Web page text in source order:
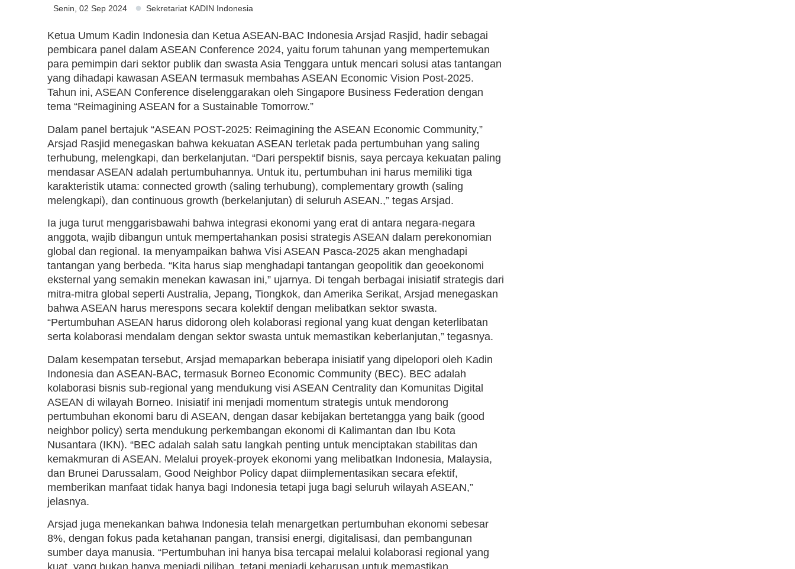
Senin, 02 Sep 2024 Sekretariat KADIN Indonesia
Ketua Umum Kadin Indonesia dan Ketua ASEAN-BAC Indonesia Arsjad Rasjid, hadir sebagai
pembicara panel dalam ASEAN Conference 2024, yaitu forum tahunan yang mempertemukan
para pemimpin dari sektor publik dan swasta Asia Tenggara untuk mencari solusi atas tantangan
yang dihadapi kawasan ASEAN termasuk membahas ASEAN Economic Vision Post-2025.
Tahun ini, ASEAN Conference diselenggarakan oleh Singapore Business Federation dengan
tema “Reimagining ASEAN for a Sustainable Tomorrow.”
Dalam panel bertajuk “ASEAN POST-2025: Reimagining the ASEAN Economic Community,”
Arsjad Rasjid menegaskan bahwa kekuatan ASEAN terletak pada pertumbuhan yang saling
terhubung, melengkapi, dan berkelanjutan. “Dari perspektif bisnis, saya percaya kekuatan paling
mendasar ASEAN adalah pertumbuhannya. Untuk itu, pertumbuhan ini harus memiliki tiga
karakteristik utama: connected growth (saling terhubung), complementary growth (saling
melengkapi), dan continuous growth (berkelanjutan) di seluruh ASEAN.,” tegas Arsjad.
Ia juga turut menggarisbawahi bahwa integrasi ekonomi yang erat di antara negara-negara
anggota, wajib dibangun untuk mempertahankan posisi strategis ASEAN dalam perekonomian
global dan regional. Ia menyampaikan bahwa Visi ASEAN Pasca-2025 akan menghadapi
tantangan yang berbeda. “Kita harus siap menghadapi tantangan geopolitik dan geoekonomi
eksternal yang semakin menekan kawasan ini,” ujarnya. Di tengah berbagai inisiatif strategis dari
mitra-mitra global seperti Australia, Jepang, Tiongkok, dan Amerika Serikat, Arsjad menegaskan
bahwa ASEAN harus merespons secara kolektif dengan melibatkan sektor swasta.
“Pertumbuhan ASEAN harus didorong oleh kolaborasi regional yang kuat dengan keterlibatan
serta kolaborasi mendalam dengan sektor swasta untuk memastikan keberlanjutan,” tegasnya.
Dalam kesempatan tersebut, Arsjad memaparkan beberapa inisiatif yang dipelopori oleh Kadin
Indonesia dan ASEAN-BAC, termasuk Borneo Economic Community (BEC). BEC adalah
kolaborasi bisnis sub-regional yang mendukung visi ASEAN Centrality dan Komunitas Digital
ASEAN di wilayah Borneo. Inisiatif ini menjadi momentum strategis untuk mendorong
pertumbuhan ekonomi baru di ASEAN, dengan dasar kebijakan bertetangga yang baik (good
neighbor policy) serta mendukung perkembangan ekonomi di Kalimantan dan Ibu Kota
Nusantara (IKN). “BEC adalah salah satu langkah penting untuk menciptakan stabilitas dan
kemakmuran di ASEAN. Melalui proyek-proyek ekonomi yang melibatkan Indonesia, Malaysia,
dan Brunei Darussalam, Good Neighbor Policy dapat diimplementasikan secara efektif,
memberikan manfaat tidak hanya bagi Indonesia tetapi juga bagi seluruh wilayah ASEAN,”
jelasnya.
Arsjad juga menekankan bahwa Indonesia telah menargetkan pertumbuhan ekonomi sebesar
8%, dengan fokus pada ketahanan pangan, transisi energi, digitalisasi, dan pembangunan
sumber daya manusia. “Pertumbuhan ini hanya bisa tercapai melalui kolaborasi regional yang
kuat, yang bukan hanya menjadi pilihan, tetapi menjadi keharusan untuk memastikan